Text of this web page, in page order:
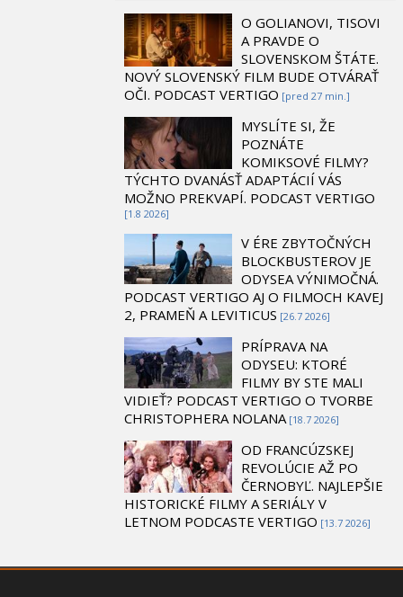
O GOLIANOVI, TISOVI
A PRAVDE O
SLOVENSKOM ŠTÁTE.
NOVÝ SLOVENSKÝ FILM BUDE OTVÁRAŤ
OČI. PODCAST VERTIGO [pred 27 min.]
MYSLÍTE SI, ŽE
POZNÁTE
KOMIKSOVÉ FILMY?
TÝCHTO DVANÁSŤ ADAPTÁCIÍ VÁS
MOŽNO PREKVAPÍ. PODCAST VERTIGO
[1.8 2026]
V ÉRE ZBYTOČNÝCH
BLOCKBUSTEROV JE
ODYSEA VÝNIMOČNÁ.
PODCAST VERTIGO AJ O FILMOCH KAVEJ
2, PRAMEŇ A LEVITICUS [26.7 2026]
PRÍPRAVA NA
ODYSEU: KTORÉ
FILMY BY STE MALI
VIDIEŤ? PODCAST VERTIGO O TVORBE
CHRISTOPHERA NOLANA [18.7 2026]
OD FRANCÚZSKEJ
REVOLÚCIE AŽ PO
ČERNOBYĽ. NAJLEPŠIE
HISTORICKÉ FILMY A SERIÁLY V
LETNOM PODCASTE VERTIGO [13.7 2026]